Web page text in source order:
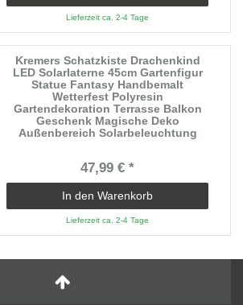
Lieferzeit ca. 2-4 Tage
Kremers Schatzkiste Drachenkind
LED Solarlaterne 45cm Gartenfigur
Statue Fantasy Handbemalt
Wetterfest Polyresin
Gartendekoration Terrasse Balkon
Geschenk Magische Deko
Außenbereich Solarbeleuchtung
47,99 € *
In den Warenkorb
Lieferzeit ca. 2-4 Tage